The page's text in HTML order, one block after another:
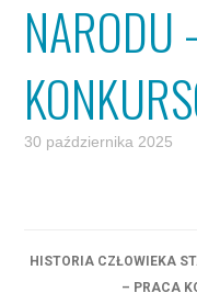
NARODU
30 października 2025
HISTORIA CZŁOWIEKA
– PRACA